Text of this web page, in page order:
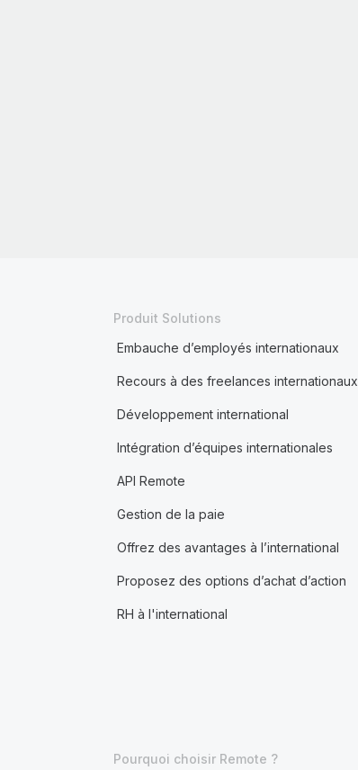
Produit Solutions
Embauche d’employés internationaux
Recours à des freelances internationaux
Développement international
Intégration d’équipes internationales
API Remote
Gestion de la paie
Offrez des avantages à l’international
Proposez des options d’achat d’action
RH à l'international
Pourquoi choisir Remote ?